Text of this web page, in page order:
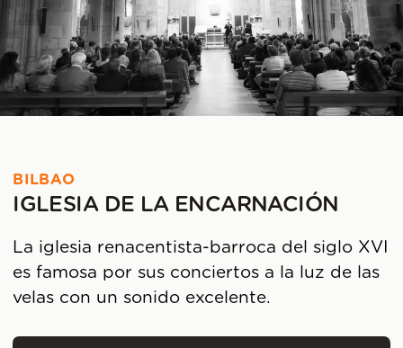
BILBAO
IGLESIA DE LA ENCARNACIÓN
La iglesia renacentista-barroca del siglo XVI
es famosa por sus conciertos a la luz de las
velas con un sonido excelente.